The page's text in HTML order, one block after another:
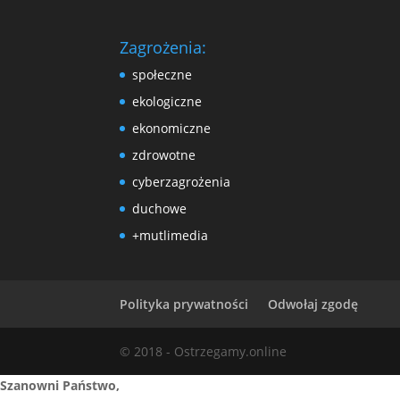
Zagrożenia:
społeczne
ekologiczne
ekonomiczne
zdrowotne
cyberzagrożenia
duchowe
+mutlimedia
Polityka prywatności Odwołaj zgodę
© 2018 - Ostrzegamy.online
Szanowni Państwo,